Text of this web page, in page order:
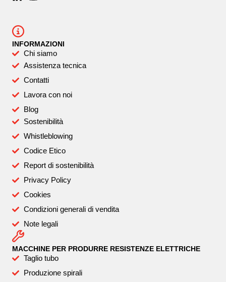
INFORMAZIONI
Chi siamo
Assistenza tecnica
Contatti
Lavora con noi
Blog
Sostenibilità
Whistleblowing
Codice Etico
Report di sostenibilità
Privacy Policy
Cookies
Condizioni generali di vendita
Note legali
MACCHINE PER PRODURRE RESISTENZE ELETTRICHE
Taglio tubo
Produzione spirali